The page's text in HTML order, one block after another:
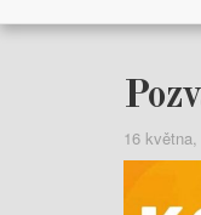
n
16